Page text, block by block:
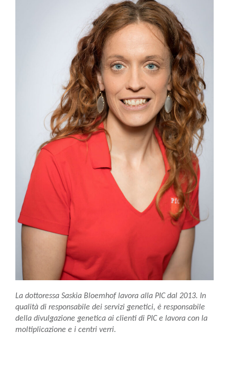
La dottoressa Saskia Bloemhof lavora alla PIC dal 2013. In
qualità di responsabile dei servizi genetici, è responsabile
della divulgazione genetica ai clienti di PIC e lavora con la
moltiplicazione e i centri verri.